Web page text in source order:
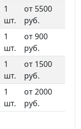
1
шт.
от 5500
руб.
1
шт.
от 900
руб.
1
шт.
от 1500
руб.
1
шт.
от 2000
руб.